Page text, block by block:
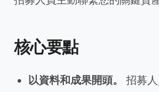
核心要點
以資料和成果開頭。
招募